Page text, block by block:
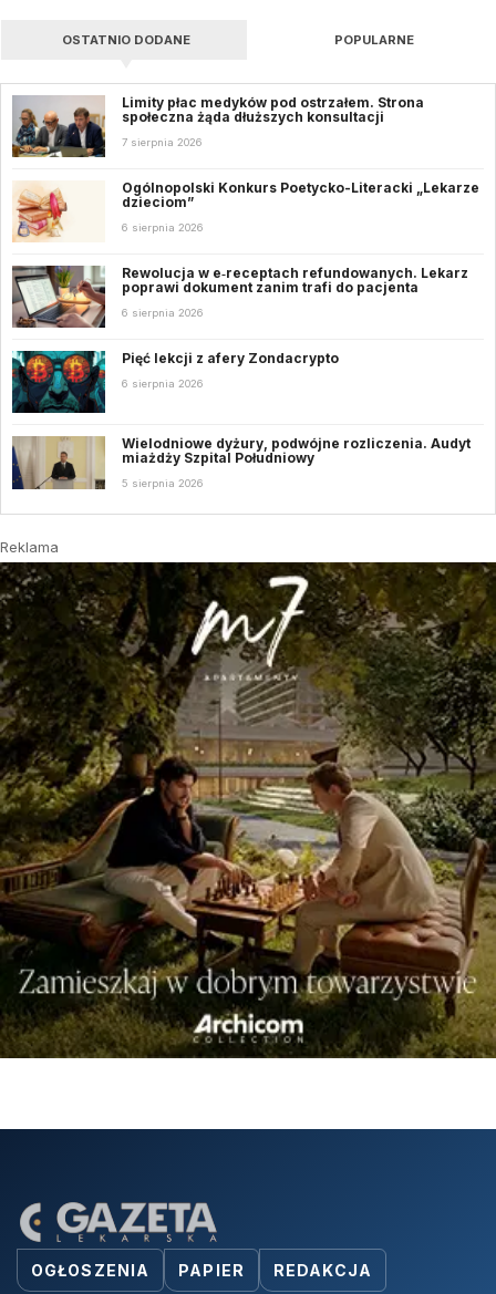
OSTATNIO DODANE POPULARNE
Limity płac medyków pod ostrzałem. Strona
społeczna żąda dłuższych konsultacji
7 sierpnia 2026
Ogólnopolski Konkurs Poetycko-Literacki „Lekarze
dzieciom”
6 sierpnia 2026
Rewolucja w e‑receptach refundowanych. Lekarz
poprawi dokument zanim trafi do pacjenta
6 sierpnia 2026
Pięć lekcji z afery Zondacrypto
6 sierpnia 2026
Wielodniowe dyżury, podwójne rozliczenia. Audyt
miażdży Szpital Południowy
5 sierpnia 2026
Reklama
OGŁOSZENIA PAPIER REDAKCJA